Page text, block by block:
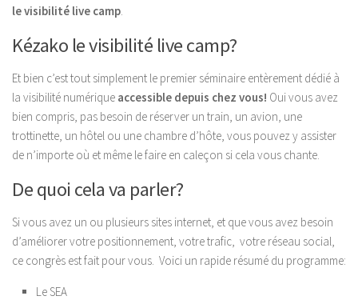
le visibilité live camp
Kézako le visibilité live camp?
Et bien c’est tout simplement le premier séminaire entèrement dédié à
la visibilité numérique accessible depuis chez vous! Oui vous avez
bien compris, pas besoin de réserver un train, un avion, une
trottinette, un hôtel ou une chambre d’hôte, vous pouvez y assister
de n’importe où et même le faire en caleçon si cela vous chante.
De quoi cela va parler?
Si vous avez un ou plusieurs sites internet, et que vous avez besoin
d’améliorer votre positionnement, votre trafic, votre réseau social,
ce congrès est fait pour vous. Voici un rapide résumé du programme:
Le SEA